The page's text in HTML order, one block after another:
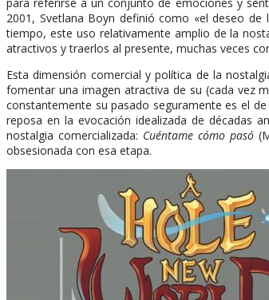
2001, Svetlana Boyn definió como «el deseo
tiempo, este uso relativamente amplio de la
atractivos y traerlos al presente, muchas veces
Esta dimensión comercial y política de la
fomentar una imagen atractiva de su (cada vez
constantemente su pasado seguramente es el
reposa en la evocación idealizada de décadas
nostalgia comercializada: Cuéntame cómo pasó
obsesionada con esa etapa.